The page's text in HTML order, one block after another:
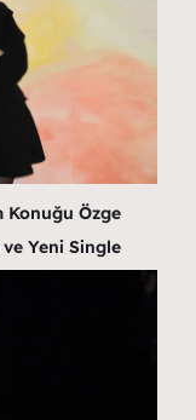
Konuğu Özge
Yeni Single